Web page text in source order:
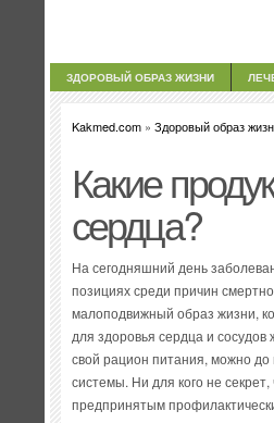
ЗДОРОВЫЙ ОБРАЗ ЖИЗНИ
Kakmed.com » Здоровый образ
Какие
сердца?
На сегодняшний день
позициях среди причин
малоподвижный образ жизни,
для здоровья сердца и
свой рацион питания, можно до
системы. Ни для кого не
предпринятым